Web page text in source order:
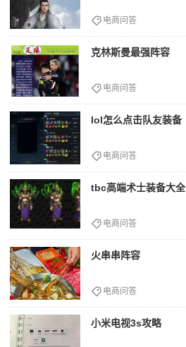
电商问答
克林斯曼最强阵容
电商问答
lol怎么点击队友装备
电商问答
tbc高端术士装备大全
电商问答
火串串阵容
电商问答
小米电视3s攻略